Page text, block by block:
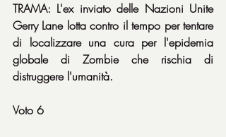
TRAMA: L'ex inviato delle Nazioni Unite
Gerry Lane lotta contro il tempo per tentare
di localizzare una cura per l'epidemia
globale di Zombie che rischia di
distruggere l'umanità.
Voto 6